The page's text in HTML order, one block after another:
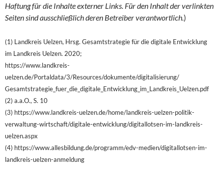
Haftung für die Inhalte externer Links. Für den Inhalt der verlinkten
Seiten sind ausschließlich deren Betreiber verantwortlich.)
(1) Landkreis Uelzen, Hrsg. Gesamtstrategie für die digitale Entwicklung
im Landkreis Uelzen. 2020;
https://www.landkreis-
uelzen.de/Portaldata/3/Resources/dokumente/digitalisierung/
Gesamtstrategie_fuer_die_digitale_Entwicklung_im_Landkreis_Uelzen.pdf
(2) a.a.O., S. 10
(3) https://www.landkreis-uelzen.de/home/landkreis-uelzen-politik-
verwaltung-wirtschaft/digitale-entwicklung/digitallotsen-im-landkreis-
uelzen.aspx
(4) https://www.allesbildung.de/programm/edv-medien/digitallotsen-im-
landkreis-uelzen-anmeldung